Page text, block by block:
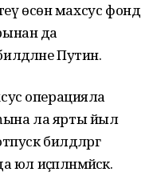
өсөн махсус фонд
да
Путин.
операцияла
ла ярты йыл
билдәләргә
иҫәпләнмәйәсәк.